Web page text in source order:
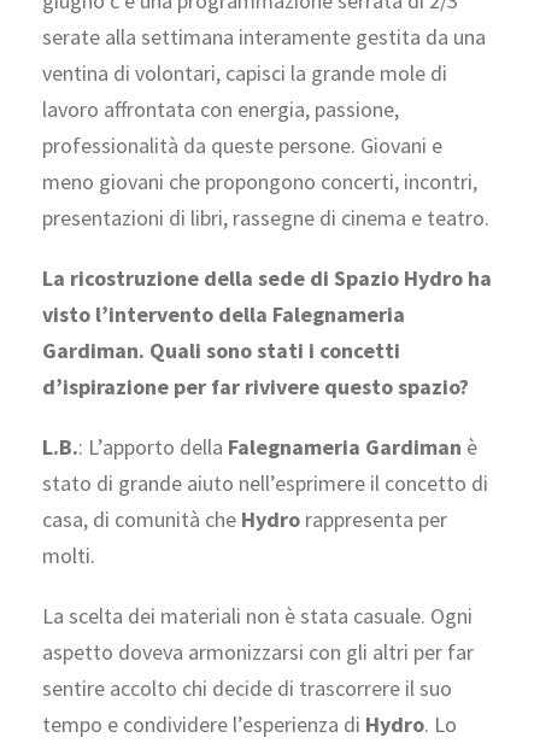
serate alla settimana interamente gestita da una
ventina di volontari, capisci la grande mole di
lavoro affrontata con energia, passione,
professionalità da queste persone. Giovani e
meno giovani che propongono concerti, incontri,
presentazioni di libri, rassegne di cinema e teatro.
La ricostruzione della sede di Spazio Hydro ha
visto l’intervento della Falegnameria
Gardiman. Quali sono stati i concetti
d’ispirazione per far rivivere questo spazio?
L.B.: L’apporto della Falegnameria Gardiman è
stato di grande aiuto nell’esprimere il concetto di
casa, di comunità che Hydro rappresenta per
molti.
La scelta dei materiali non è stata casuale. Ogni
aspetto doveva armonizzarsi con gli altri per far
sentire accolto chi decide di trascorrere il suo
tempo e condividere l’esperienza di Hydro. Lo